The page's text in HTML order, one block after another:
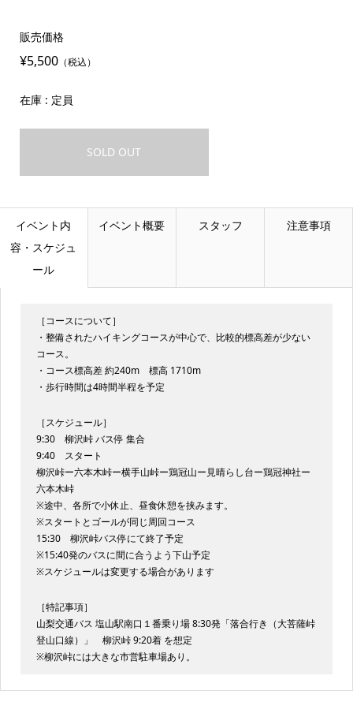
販売価格
¥5,500（税込）
在庫 : 定員
SOLD OUT
イベント内
容・スケジュ
ール
イベント概要 スタッフ 注意事項
［コースについて］
・整備されたハイキングコースが中心で、比較的標高差が少ない
コース。
・コース標高差 約240m 標高 1710m
・歩行時間は4時間半程を予定
［スケジュール］
9:30 柳沢峠 バス停 集合
9:40 スタート
柳沢峠ー六本木峠ー横手山峠ー鶏冠山ー見晴らし台ー鶏冠神社ー
六本木峠
※途中、各所で小休止、昼食休憩を挟みます。
※スタートとゴールが同じ周回コース
15:30 柳沢峠バス停にて終了予定
※15:40発のバスに間に合うよう下山予定
※スケジュールは変更する場合があります
［特記事項］
山梨交通バス 塩山駅南口１番乗り場 8:30発「落合行き（大菩薩峠
登山口線）」 柳沢峠 9:20着 を想定
※柳沢峠には大きな市営駐車場あり。